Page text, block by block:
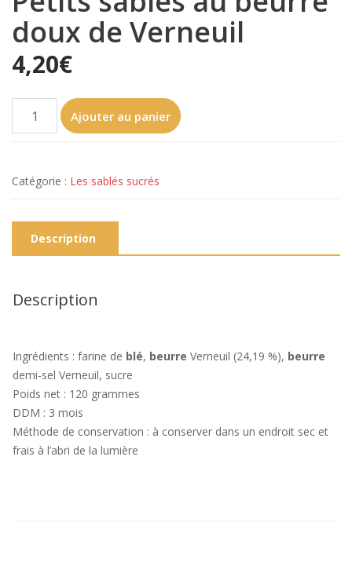
doux de Verneuil
4,20€
Ajouter au panier
Catégorie : Les sablés sucrés
Description
Description
Ingrédients : farine de blé, beurre Verneuil (24,19 %), beurre
demi-sel Verneuil, sucre
Poids net : 120 grammes
DDM : 3 mois
Méthode de conservation : à conserver dans un endroit sec et
frais à l’abri de la lumière